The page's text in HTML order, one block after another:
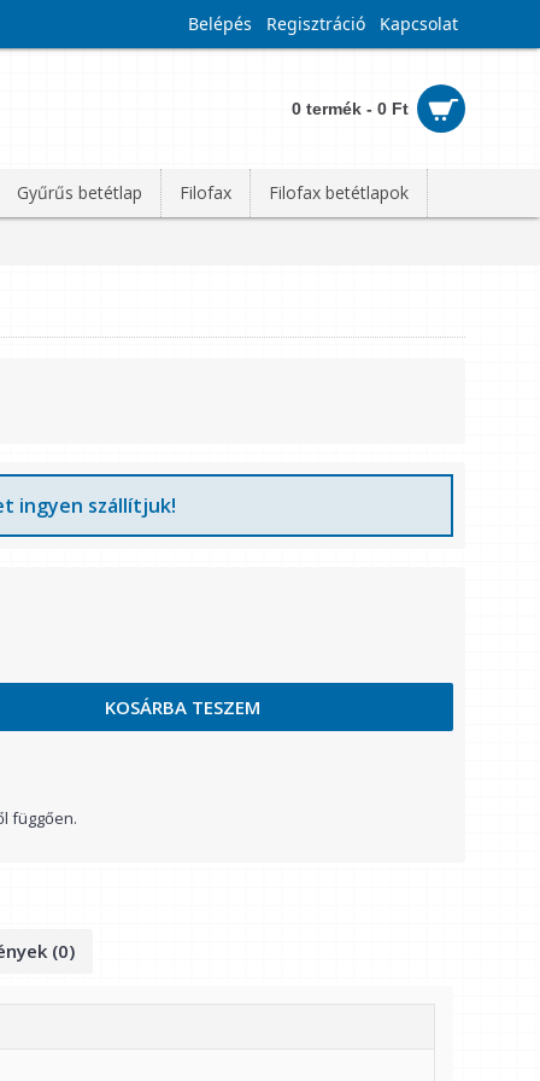
Belépés Regisztráció Kapcsolat
0 termék - 0 Ft
Gyűrűs betétlap Filofax Filofax betétlapok
ingyen szállítjuk!
KOSÁRBA TESZEM
függően.
(0)